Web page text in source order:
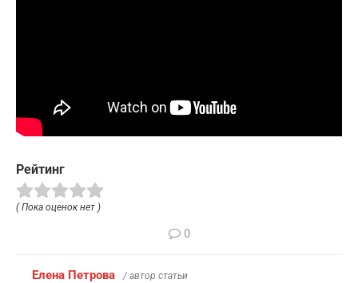
Рейтинг
( Пока оценок нет )
0
Елена Петрова / автор статьи